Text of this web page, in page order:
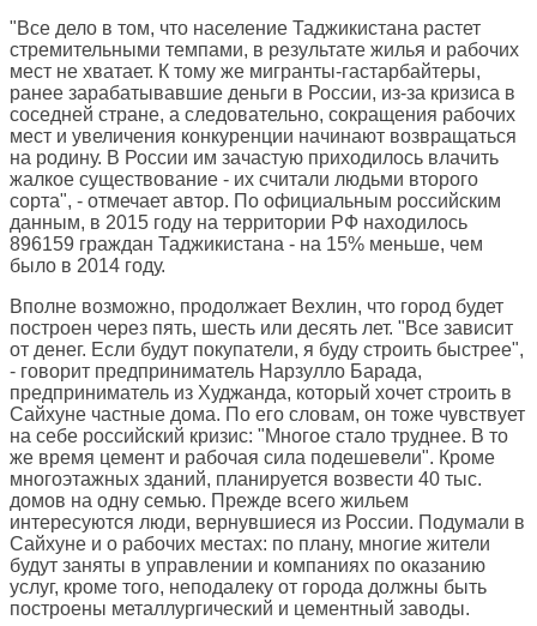
"Все дело в том, что население Таджикистана растет
стремительными темпами, в результате жилья и рабочих
мест не хватает. К тому же мигранты-гастарбайтеры,
ранее зарабатывавшие деньги в России, из-за кризиса в
соседней стране, а следовательно, сокращения рабочих
мест и увеличения конкуренции начинают возвращаться
на родину. В России им зачастую приходилось влачить
жалкое существование - их считали людьми второго
сорта", - отмечает автор. По официальным российским
данным, в 2015 году на территории РФ находилось
896159 граждан Таджикистана - на 15% меньше, чем
было в 2014 году.
Вполне возможно, продолжает Вехлин, что город будет
построен через пять, шесть или десять лет. "Все зависит
от денег. Если будут покупатели, я буду строить быстрее",
- говорит предприниматель Нарзулло Барада,
предприниматель из Худжанда, который хочет строить в
Сайхуне частные дома. По его словам, он тоже чувствует
на себе российский кризис: "Многое стало труднее. В то
же время цемент и рабочая сила подешевели". Кроме
многоэтажных зданий, планируется возвести 40 тыс.
домов на одну семью. Прежде всего жильем
интересуются люди, вернувшиеся из России. Подумали в
Сайхуне и о рабочих местах: по плану, многие жители
будут заняты в управлении и компаниях по оказанию
услуг, кроме того, неподалеку от города должны быть
построены металлургический и цементный заводы.